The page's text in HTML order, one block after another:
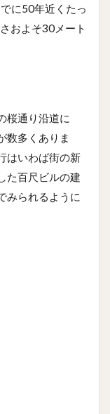
に50年近くたっ
およそ30メート
桜通り沿道に
数多くありま
はいわば街の新
た百尺ビルの建
みられるように